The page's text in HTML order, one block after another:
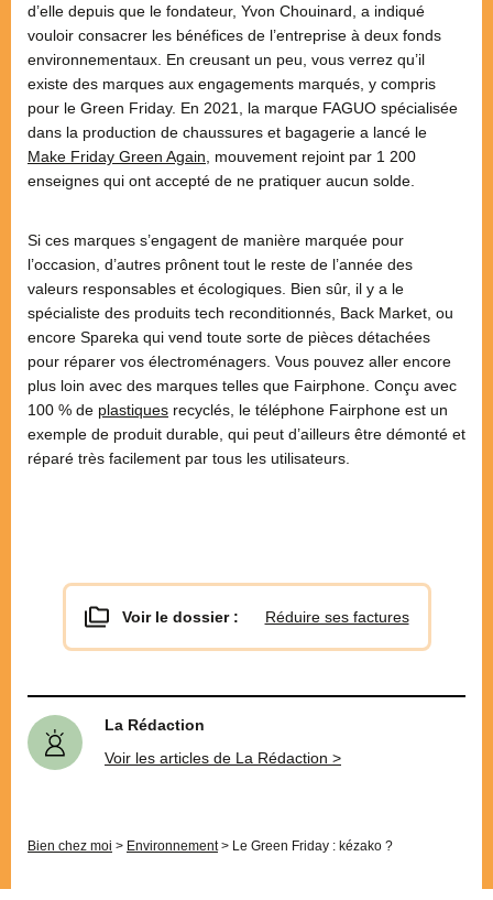
d’elle depuis que le fondateur, Yvon Chouinard, a indiqué
vouloir consacrer les bénéfices de l’entreprise à deux fonds
environnementaux. En creusant un peu, vous verrez qu’il
existe des marques aux engagements marqués, y compris
pour le Green Friday. En 2021, la marque FAGUO spécialisée
dans la production de chaussures et bagagerie a lancé le
Make Friday Green Again , mouvement rejoint par 1 200
enseignes qui ont accepté de ne pratiquer aucun solde.
Si ces marques s’engagent de manière marquée pour
l’occasion, d’autres prônent tout le reste de l’année des
valeurs responsables et écologiques. Bien sûr, il y a le
spécialiste des produits tech reconditionnés, Back Market, ou
encore Spareka qui vend toute sorte de pièces détachées
pour réparer vos électroménagers. Vous pouvez aller encore
plus loin avec des marques telles que Fairphone. Conçu avec
100 % de plastiques recyclés, le téléphone Fairphone est un
exemple de produit durable, qui peut d’ailleurs être démonté et
réparé très facilement par tous les utilisateurs.
Voir le dossier : Réduire ses factures
La Rédaction
Voir les articles de La Rédaction >
Bien chez moi > Environnement> Le Green Friday : kézako ?